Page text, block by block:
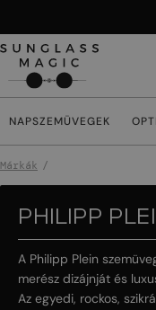
NAPSZEMÜVEGEK
Márkák
PHILIPP
A Philipp Plein
merész dizájnját és
Az egyedi, rockos,